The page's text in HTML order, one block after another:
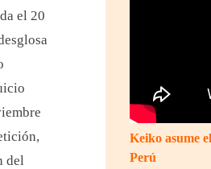
el 20
del
Keiko asume
Perú